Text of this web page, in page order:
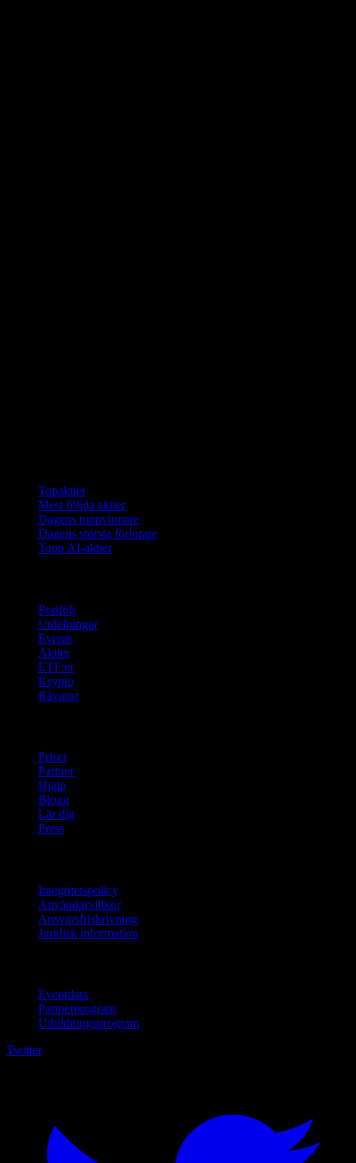
Topaktier
Mest följda aktier
Dagens toppvinnare
Dagens största förlorare
Topp AI-aktier
Portfölj
Utdelningar
Events
Aktier
ETF:er
Krypto
Råvaror
Priser
Partner
Hjälp
Blogg
Lär dig
Press
Integritetspolicy
Användarvillkor
Ansvarsfriskrivning
Juridisk information
Eventdata
Partnerprogram
Utbildningsprogram
Twitter